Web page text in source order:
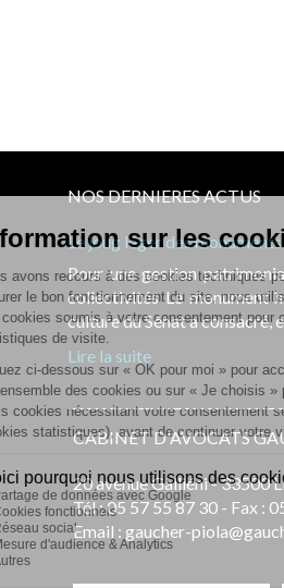
NOS DERNIERES ACTUS
Le joug léger des
Pour une gestion
collectivités Le monument
culture du Sénat a consacré,
Lire la suite
CABINET D'AVOCATS
20 avenue Galliéni - 33500
Tél :05 57 55 87 30 - Fax :
Email : gaucher-